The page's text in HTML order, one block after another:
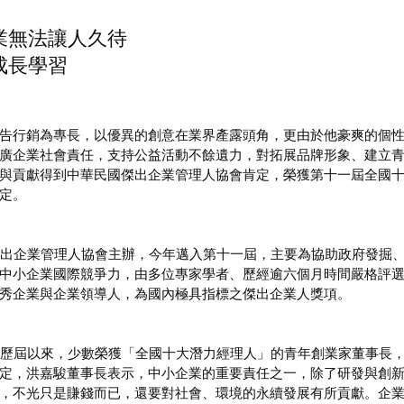
法讓人久待
長學習
行銷為專長，以優異的創意在業界產露頭角，更由於他豪爽的個
企業社會責任，支持公益活動不餘遺力，對拓展品牌形象、建立
貢獻得到中華民國傑出企業管理人協會肯定，榮獲第十一屆全國
。
小企業國際競爭力，由多位專家學者、歷經逾六個月時間嚴格評
企業與企業領導人，為國內極具指標之傑出企業人獎項。
，洪嘉駿董事長表示，中小企業的重要責任之一，除了研發與創
不光只是賺錢而已，還要對社會、環境的永續發展有所貢獻。企